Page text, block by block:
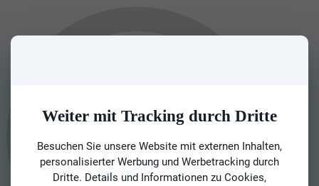
Weiter mit Tracking durch Dritte
Besuchen Sie unsere Website mit externen Inhalten,
personalisierter Werbung und Werbetracking durch
Dritte. Details und Informationen zu Cookies,